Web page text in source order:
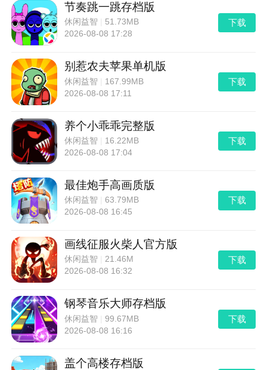
节奏跳一跳存档版
休闲益智
51.73MB
2026-08-08 17:28
下载
别惹农夫苹果单机版
休闲益智
167.99MB
2026-08-08 17:11
下载
养个小乖乖完整版
休闲益智
16.22MB
2026-08-08 17:04
下载
最佳炮手高画质版
休闲益智 |63.79MB
2026-08-08 16:45
下载
画线征服火柴人官方版
休闲益智 |21.46M
2026-08-08 16:32
下载
钢琴音乐大师存档版
休闲益智 |99.67MB
2026-08-08 16:16
下载
盖个高楼存档版